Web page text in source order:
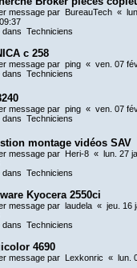
message par BureauTech «
dans Techniciens
c 258
message par ping « ven. 07
dans Techniciens
message par ping « ven. 07
dans Techniciens
montage vidéos SAV
message par Heri-8 « lun. 27
dans Techniciens
Kyocera 2550ci
message par laudela « jeu. 16
dans Techniciens
4690
message par Lexkonric « lun.